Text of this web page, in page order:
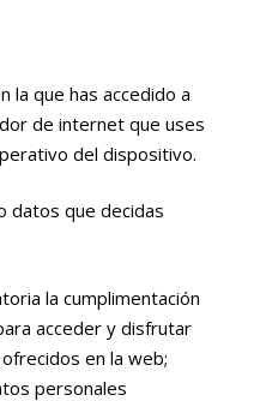
la que has accedido a
de internet que uses
del dispositivo.
datos que decidas
la cumplimentación
acceder y disfrutar
en la web;
personales